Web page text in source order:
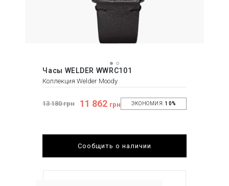
Часы WELDER WWRC101
Коллекция Welder Moody
13 180 грн 11 862 грн ЭКОНОМИЯ:10%
Сообщить о наличии